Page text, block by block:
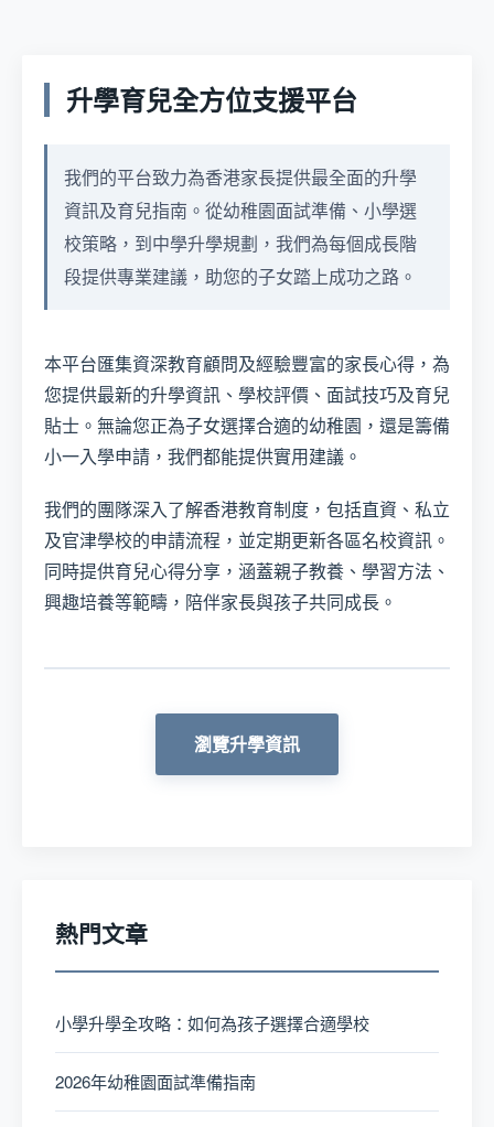
升學育兒全方位支援平台
我們的平台致力為香港家長提供最全面的升學
資訊及育兒指南。從幼稚園面試準備、小學選
校策略，到中學升學規劃，我們為每個成長階
段提供專業建議，助您的子女踏上成功之路。
本平台匯集資深教育顧問及經驗豐富的家長心得，為
您提供最新的升學資訊、學校評價、面試技巧及育兒
貼士。無論您正為子女選擇合適的幼稚園，還是籌備
小一入學申請，我們都能提供實用建議。
我們的團隊深入了解香港教育制度，包括直資、私立
及官津學校的申請流程，並定期更新各區名校資訊。
同時提供育兒心得分享，涵蓋親子教養、學習方法、
興趣培養等範疇，陪伴家長與孩子共同成長。
瀏覽升學資訊
熱門文章
小學升學全攻略：如何為孩子選擇合適學校
2026年幼稚園面試準備指南